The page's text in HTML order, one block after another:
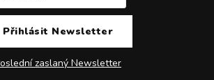
zaslaný Newsletter